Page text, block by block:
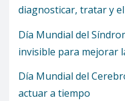
diagnosticar, tratar y
Día Mundial del
invisible para mejorar
Día Mundial del
actuar a tiempo